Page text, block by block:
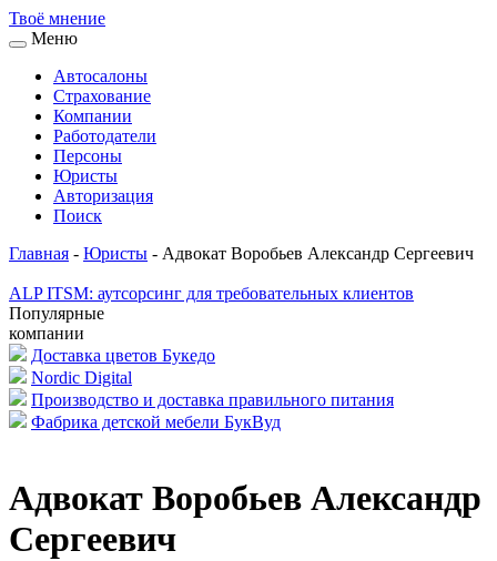
Твоё мнение
Меню
Автосалоны
Страхование
Компании
Работодатели
Персоны
Юристы
Авторизация
Поиск
Главная - Юристы - Адвокат Воробьев Александр Сергеевич
ALP ITSM: аутсорсинг для требовательных клиентов
Популярные
компании
Доставка цветов Букедо
Nordic Digital
Производство и доставка правильного питания
Фабрика детской мебели БукВуд
Адвокат Воробьев Александр
Сергеевич